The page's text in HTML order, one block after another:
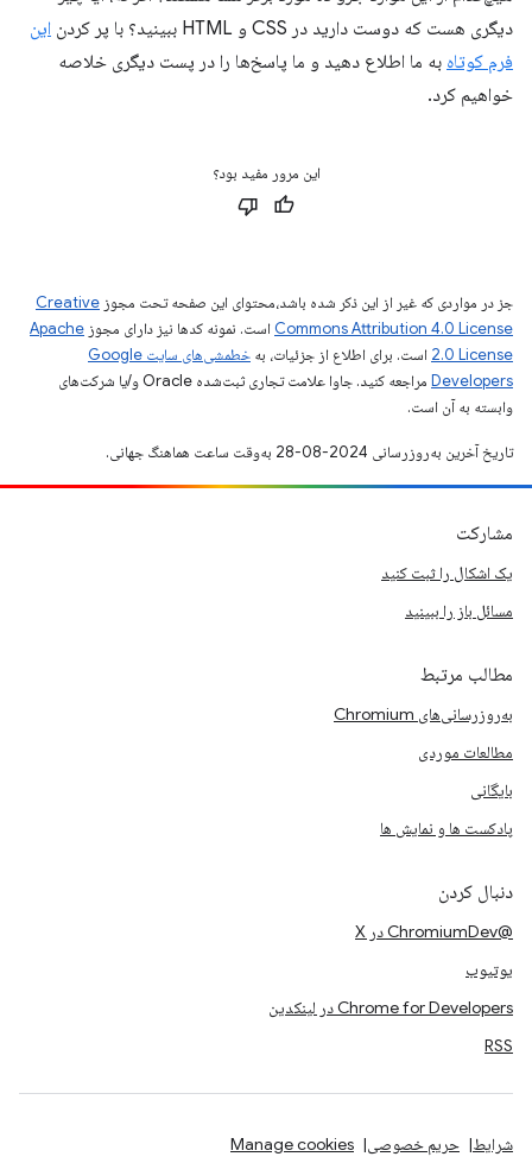
دیگری هست که دوست دارید در CSS و HTML ببینید؟ با پر کردن
این
فرم کوتاه به ما اطلاع دهید و ما پاسخ‌ها را در پست دیگری خلاصه
خواهیم کرد.
این مرور مفید بود؟
جز در مواردی که غیر از این ذکر شده باشد،‌محتوای این صفحه تحت مجوز Creative
Commons Attribution 4.0 License است. نمونه کدها نیز دارای مجوز Apache
2.0 License است. برای اطلاع از جزئیات، به
خطمشی‌های سایت Google
Developers‏
مراجعه کنید. جاوا علامت تجاری ثبت‌شده Oracle و/یا شرکت‌های
وابسته به آن است.
تاریخ آخرین به‌روزرسانی 2024-08-28 به‌وقت ساعت هماهنگ جهانی.
مشارکت
یک اشکال را ثبت کنید
مسائل باز را ببینید
مطالب مرتبط
به‌روزرسانی‌های Chromium
مطالعات موردی
بایگانی
پادکست ها و نمایش ها
دنبال کردن
@ChromiumDev در X
یوتیوب
Chrome for Developers در لینکدین
RSS
شرایط حریم خصوصی Manage cookies